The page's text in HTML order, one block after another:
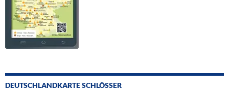
DEUTSCHLANDKARTE SCHLÖSSER